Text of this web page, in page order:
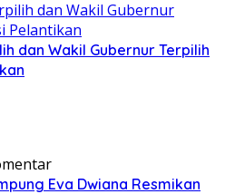
dan Wakil Gubernur Terpilih
Eva Dwiana Resmikan